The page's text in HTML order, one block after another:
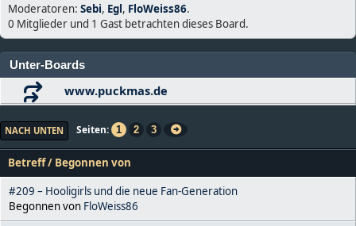
Moderatoren: Sebi, Egl, FloWeiss86.
0 Mitglieder und 1 Gast betrachten dieses Board.
Unter-Boards
www.puckmas.de
NACH UNTEN Seiten 1 2 3
Betreff/ Begonnen von
#209 – Hooligirls und die neue Fan-Generation
Begonnen von FloWeiss86